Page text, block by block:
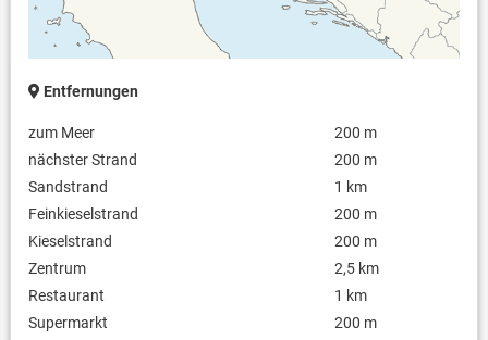
Entfernungen
zum Meer
200 m
nächster Strand
200 m
Sandstrand
1 km
Feinkieselstrand
200 m
Kieselstrand
200 m
Zentrum
2,5 km
Restaurant
1 km
Supermarkt
200 m